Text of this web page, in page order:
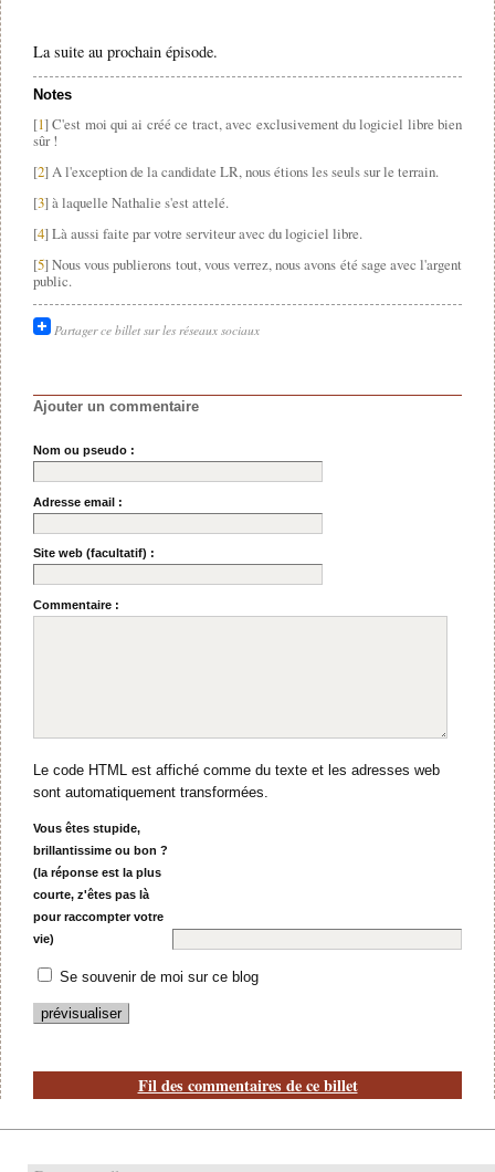
La suite au prochain épisode.
Notes
[1] C'est moi qui ai créé ce tract, avec exclusivement du logiciel libre bien
sûr !
[2] A l'exception de la candidate LR, nous étions les seuls sur le terrain.
[3] à laquelle Nathalie s'est attelé.
[4] Là aussi faite par votre serviteur avec du logiciel libre.
[5] Nous vous publierons tout, vous verrez, nous avons été sage avec l'argent
public.
Partager ce billet sur les réseaux sociaux
Ajouter un commentaire
Nom ou pseudo :
Adresse email :
Site web (facultatif) :
Commentaire :
Le code HTML est affiché comme du texte et les adresses web
sont automatiquement transformées.
Vous êtes stupide,
brillantissime ou bon ?
(la réponse est la plus
courte, z'êtes pas là
pour raccompter votre
vie)
Se souvenir de moi sur ce blog
Fil des commentaires de ce billet